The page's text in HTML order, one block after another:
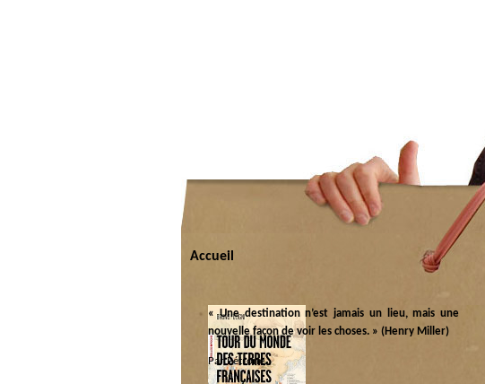
Accueil
« Une destination n’est jamais un lieu, mais une
nouvelle façon de voir les choses. » (Henry Miller)
Par Pétrone.